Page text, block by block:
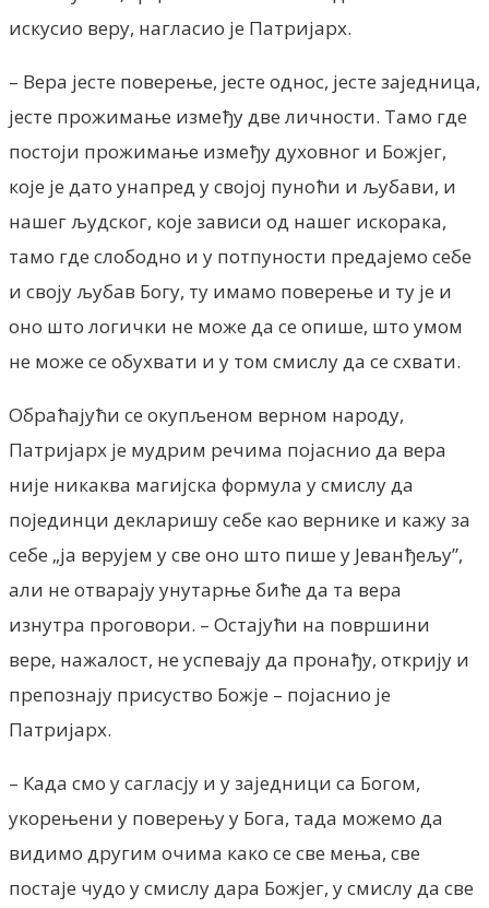
искусио веру, нагласио је Патријарх.
– Вера јесте поверење, јесте однос, јесте заједница,
јесте прожимање између две личности. Tамо где
постоји прожимање између духовног и Божјег,
које је дато унапред у својој пуноћи и љубави, и
нашег људског, које зависи од нашег искорака,
тамо где слободно и у потпуности предајемо себе
и своју љубав Богу, ту имамо поверење и ту је и
оно што логички не може да се опише, што умом
не може се обухвати и у том смислу да се схвати.
Обраћајући се окупљеном верном народу,
Патријарх је мудрим речима појаснио да вера
није никаква магијска формула у смислу да
појединци декларишу себе као вернике и кажу за
себе „ја верујем у све оно што пише у Јеванђељу”,
али не отварају унутарње биће да та вера
изнутра проговори. – Остајући на површини
вере, нажалост, не успевају да пронађу, открију и
препознају присуство Божје – појаснио је
Патријарх.
– Када смо у сагласју и у заједници са Богом,
укорењени у поверењу у Бога, тада можемо да
видимо другим очима како се све мења, све
постаје чудо у смислу дара Божјег, у смислу да све